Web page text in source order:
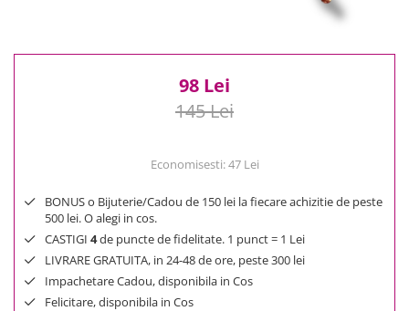
1000 Lei +
98 Lei
145 Lei
Economisesti:47 Lei
BONUS o Bijuterie/Cadou de 150 lei la fiecare achizitie de peste
500 lei. O alegi in cos.
CASTIGI 4de puncte de fidelitate. 1 punct = 1 Lei
LIVRARE GRATUITA, in 24-48 de ore, peste 300 lei
Impachetare Cadou, disponibila in Cos
Felicitare, disponibila in Cos